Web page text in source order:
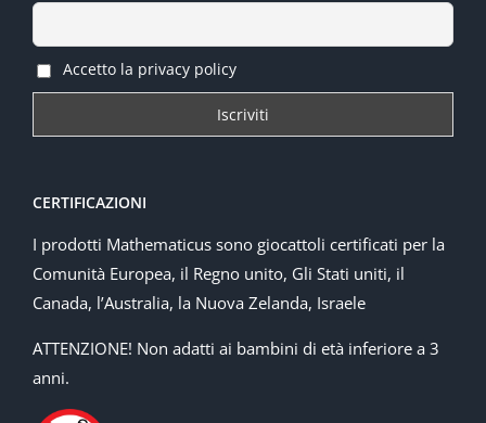
Accetto la privacy policy
CERTIFICAZIONI
I prodotti Mathematicus sono giocattoli certificati per la
Comunità Europea, il Regno unito, Gli Stati uniti, il
Canada, l’Australia, la Nuova Zelanda, Israele
ATTENZIONE! Non adatti ai bambini di età inferiore a 3
anni.